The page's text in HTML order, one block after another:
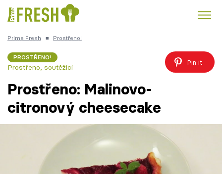
Česká kuchyně
Recepty
Prima Fresh ■ Prostřeno!
PROSTŘENO!
Prostřeno, soutěžící
Pin it
Prostřeno: Malinovo-
citronový cheesecake